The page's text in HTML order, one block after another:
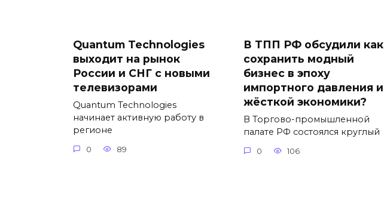
Quantum Technologies
выходит на рынок
России и СНГ с новыми
телевизорами
Quantum Technologies
начинает активную работу в
регионе
0 89
В ТПП РФ обсудили как
сохранить модный
бизнес в эпоху
импортного давления и
жёсткой экономики?
В Торгово-промышленной
палате РФ состоялся круглый
0 106